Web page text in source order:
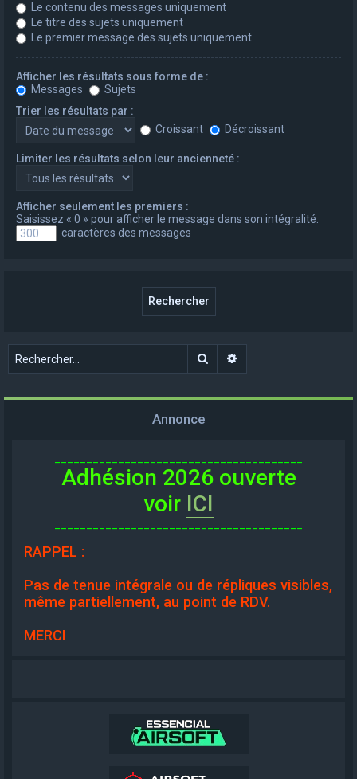
Le contenu des messages uniquement
Le titre des sujets uniquement
Le premier message des sujets uniquement
Afficher les résultats sous forme de :
Messages
Sujets
Trier les résultats par :
Croissant
Décroissant
Limiter les résultats selon leur ancienneté :
Afficher seulement les premiers :
Saisissez « 0 » pour afficher le message dans son intégralité.
caractères des messages
Rechercher
Annonce
Adhésion 2026 ouverte
voir ICI
RAPPEL :
Pas de tenue intégrale ou de répliques visibles,
même partiellement, au point de RDV.
MERCI